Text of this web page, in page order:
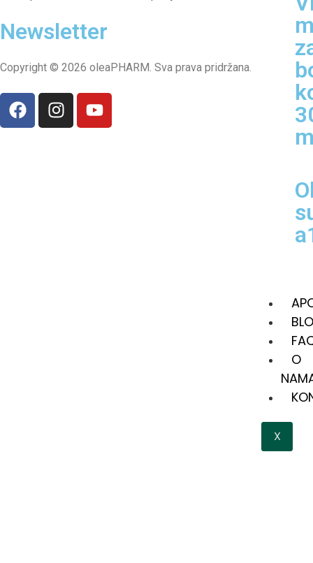
O
X
Newsletter
Copyright © 2026 oleaPHARM. Sva prava pridržana.